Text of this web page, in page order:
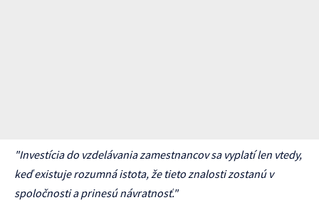
"Investícia do vzdelávania zamestnancov sa vyplatí len vtedy,
keď existuje rozumná istota, že tieto znalosti zostanú v
spoločnosti a prinesú návratnosť."